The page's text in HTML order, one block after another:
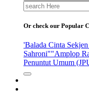
Search
for:
Or check our Popular
'Balada Cinta
Sahroni""Amplop
Penuntut Umum